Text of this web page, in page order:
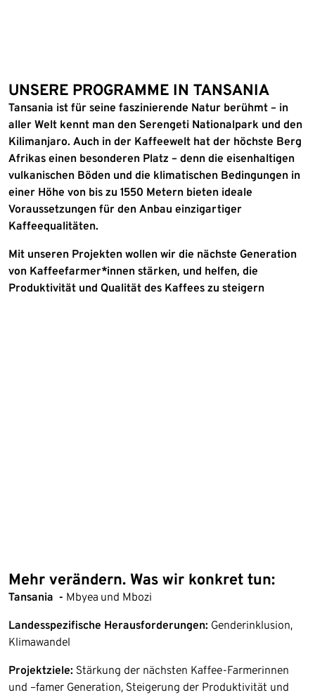
UNSERE PROGRAMME IN TANSANIA
Tansania ist für seine faszinierende Natur berühmt – in
aller Welt kennt man den Serengeti Nationalpark und den
Kilimanjaro. Auch in der Kaffeewelt hat der höchste Berg
Afrikas einen besonderen Platz – denn die eisenhaltigen
vulkanischen Böden und die klimatischen Bedingungen in
einer Höhe von bis zu 1550 Metern bieten ideale
Voraussetzungen für den Anbau einzigartiger
Kaffeequalitäten.
Mit unseren Projekten wollen wir die nächste Generation
von Kaffeefarmer*innen stärken, und helfen, die
Produktivität und Qualität des Kaffees zu steigern
Mehr verändern. Was wir konkret tun:
Tansania - Mbyea und Mbozi
Landesspezifische Herausforderungen: Genderinklusion,
Klimawandel
Projektziele: Stärkung der nächsten Kaffee-Farmerinnen
und –famer Generation, Steigerung der Produktivität und